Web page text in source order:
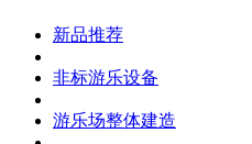
新品推荐
非标游乐设备
游乐场整体建造